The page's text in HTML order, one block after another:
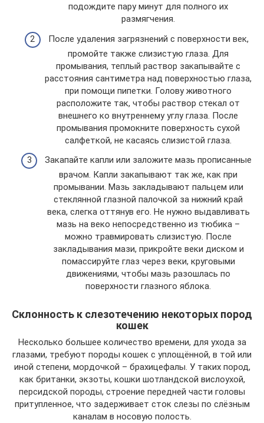
подождите пару минут для полного их
размягчения.
После удаления загрязнений с поверхности век,
промойте также слизистую глаза. Для
промывания, теплый раствор закапывайте с
расстояния сантиметра над поверхностью глаза,
при помощи пипетки. Голову животного
расположите так, чтобы раствор стекал от
внешнего ко внутреннему углу глаза. После
промывания промокните поверхность сухой
салфеткой, не касаясь слизистой глаза.
Закапайте капли или заложите мазь прописанные
врачом. Капли закапывают так же, как при
промывании. Мазь закладывают пальцем или
стеклянной глазной палочкой за нижний край
века, слегка оттянув его. Не нужно выдавливать
мазь на веко непосредственно из тюбика –
можно травмировать слизистую. После
закладывания мази, прикройте веки диском и
помассируйте глаз через веки, круговыми
движениями, чтобы мазь разошлась по
поверхности глазного яблока.
Склонность к слезотечению некоторых пород
кошек
Несколько большее количество времени, для ухода за
глазами, требуют породы кошек с уплощённой, в той или
иной степени, мордочкой – брахицефалы. У таких пород,
как британки, экзоты, кошки шотландской вислоухой,
персидской породы, строение передней части головы
притупленное, что задерживает сток слезы по слёзным
каналам в носовую полость.